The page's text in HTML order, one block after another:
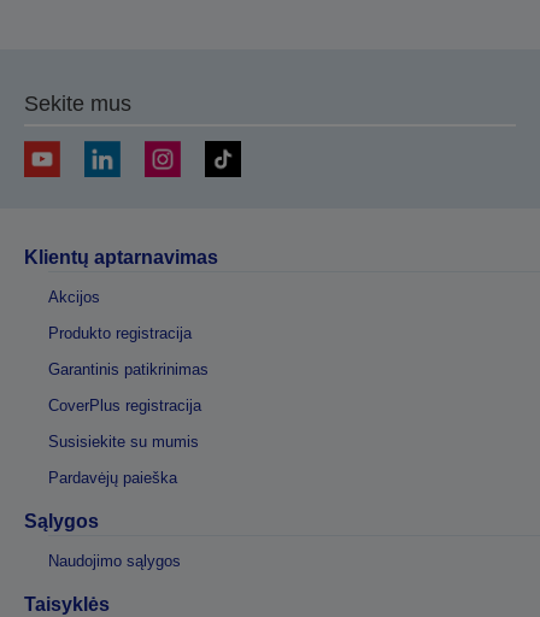
Sekite mus
Klientų aptarnavimas
Akcijos
Produkto registracija
Garantinis patikrinimas
CoverPlus registracija
Susisiekite su mumis
Pardavėjų paieška
Sąlygos
Naudojimo sąlygos
Taisyklės